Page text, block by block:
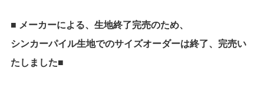
■ メーカーによる、生地終了完売のため、
シンカーパイル生地でのサイズオーダーは終了、完売い
たしました■